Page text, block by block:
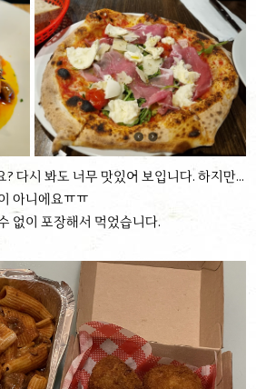
다시 봐도 너무 맛있어 보입니다. 하지만...
아니에요ㅠㅠ
없이 포장해서 먹었습니다.